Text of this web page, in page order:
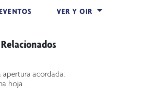
VER Y OIR
apertura acordada:
hoja ...